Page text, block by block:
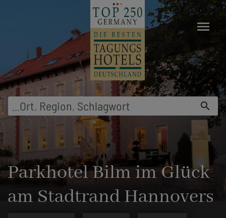
Ort, Region, Schlagwort search
menu
Parkhotel Bilm im Glück
am Stadtrand Hannovers